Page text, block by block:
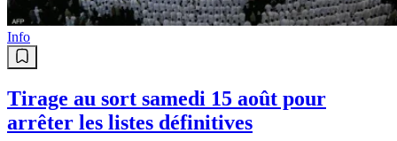
Info
Tirage au sort samedi 15 août pour
arrêter les listes définitives